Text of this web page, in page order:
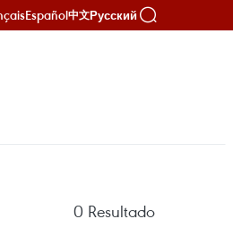
Español中文Русский
0 Resultado